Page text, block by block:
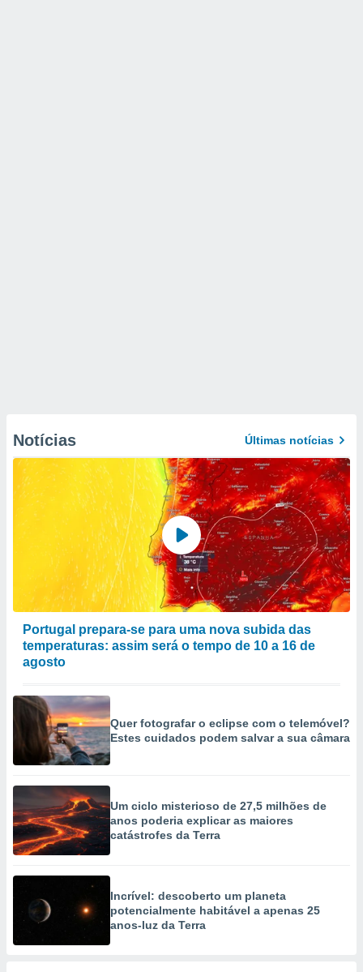
Notícias Últimas notícias
Portugal prepara-se para uma nova subida das
temperaturas: assim será o tempo de 10 a 16 de
agosto
Quer fotografar o eclipse com o telemóvel?
Estes cuidados podem salvar a sua câmara
Um ciclo misterioso de 27,5 milhões de
anos poderia explicar as maiores
catástrofes da Terra
Incrível: descoberto um planeta
potencialmente habitável a apenas 25
anos-luz da Terra